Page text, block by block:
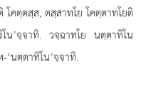
โคตฺตสฺส, ตสฺสาทโย โคตฺตาทโยติ
น’จฺจาทิ. วจฺฉาทโย นตฺตาทิโน
นตฺตาทิโน’จฺจาทิ.